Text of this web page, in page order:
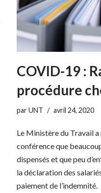
COVID-19 :
procédure
parUNT avril 24, 2020
Le Ministère du Travail a
conférence que
dispensés et que peu
la déclaration des
paiement de l’indemnité.